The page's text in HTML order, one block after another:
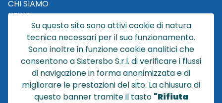
CHI SIAMO
NEWS
CONTATTACI
CONDIZIONI DI VENDITA
POLICY PRIVACY
NOTE LEGALI
Cookie
Su questo sito sono attivi cookie di natura
tecnica necessari per il suo funzionamento.
Sono inoltre in funzione cookie analitici che
consentono a Sistersbo S.r.l. di verificare i flussi
di navigazione in forma anonimizzata e di
migliorare le prestazioni del sito. La chiusura di
questo banner tramite il tasto "Rifiuta